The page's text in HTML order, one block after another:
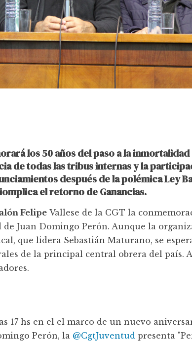
los 50 años del paso a la inmortalidad
de todas las tribus internas y la
después de la polémica Ley
el retorno de Ganancias.
Felipe Vallese de la CGT la
Juan Domingo Perón. Aunque la
que lidera Sebastián Maturano, se
de la principal central obrera del país.
17 hs en el el marco de un nuevo
Perón, la @CgtJuventud presenta